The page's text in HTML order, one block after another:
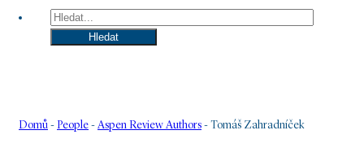
Hledat
Hledat
Domů - People - Aspen Review Authors - Tomáš Zahradníček